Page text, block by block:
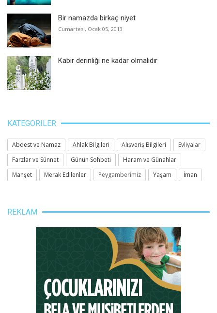
Bir namazda birkaç niyet
Cumartesi, Ocak 05, 2013
Kabir derinliği ne kadar olmalıdır
KATEGORILER
Abdest ve Namaz Ahlak Bilgileri Alışveriş Bilgileri
Evliyalar
Farzlar ve Sünnet
Günün Sohbeti
Haram ve Günahlar
Manşet
Merak Edilenler Peygamberimiz Yaşam İman
REKLAM